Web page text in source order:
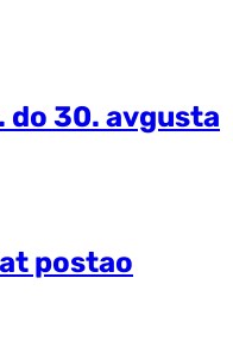
do 30. avgusta
postao